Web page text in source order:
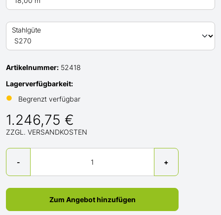
Stahlgüte
Artikelnummer: 52418
Lagerverfügbarkeit:
●
Begrenzt verfügbar
1.246,75 €
ZZGL. VERSANDKOSTEN
-
Menge
+
Zum Angebot hinzufügen